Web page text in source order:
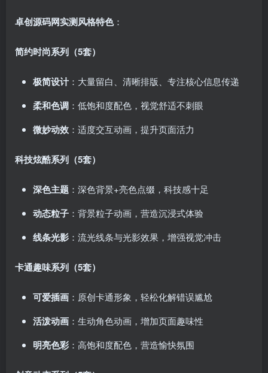
卓创源码网实测风格特色：
简约时尚系列（5套）
极简设计：大量留白、清晰排版、专注核心信息传递
柔和色调 ：低饱和度配色，视觉舒适不刺眼
微妙动效 ：适度交互动画，提升页面活力
科技炫酷系列（5套）
深色主题 ：深色背景+亮色点缀，科技感十足
动态粒子 ：背景粒子动画，营造沉浸式体验
线条光影 ：流光线条与光影效果，增强视觉冲击
卡通趣味系列（5套）
可爱插画 ：原创卡通形象，轻松化解错误尴尬
活泼动画 ：生动角色动画，增加页面趣味性
明亮色彩 ：高饱和度配色，营造愉快氛围